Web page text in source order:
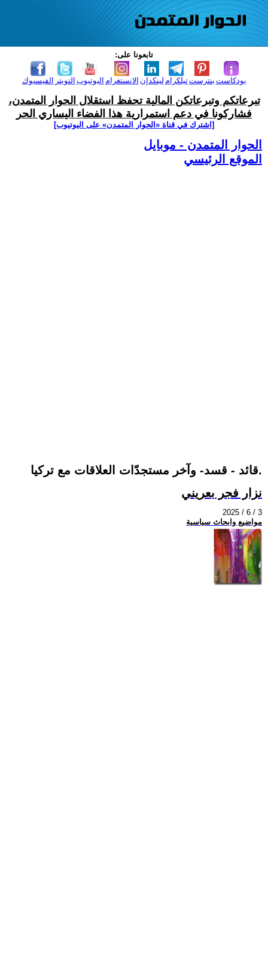
تابعونا على:
الفيسبوك التويتر اليوتيوب الانستغرام لينكدإن تيلكرامبنترست بودكاست
تبرعاتكم وتبرعاتكن المالية تحفظ استقلال الحوار المتمدن،
فشاركونا في دعم استمرارية هذا الفضاء اليساري الحر
[اشترك في قناة ‫«الحوار المتمدن» على اليوتيوب]
الحوار المتمدن - موبايل
الموقع الرئيسي
قائد - قسد- وآخر مستجدّات العلاقات مع تركيا.
نزار فجر بعريني
2025 / 6 / 3
مواضيع وابحاث سياسية